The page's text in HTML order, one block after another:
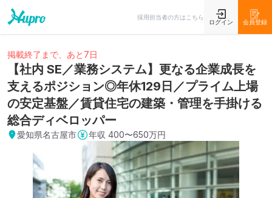
採用担当者の方はこちら
ログイン 会員登録
掲載終了まで、あと7日
【社内 SE／業務システム】更なる企業成長を
支えるポジション◎年休129日／プライム上場
の安定基盤／賃貸住宅の建築・管理を手掛ける
総合ディベロッパー
愛知県名古屋市 年収 400〜650万円